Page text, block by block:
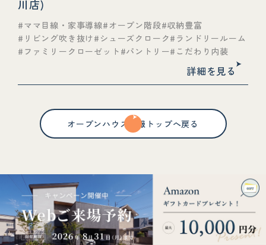
川店)
ママ目線・家事導線 オープン階段 収納豊富
リビング吹き抜け
シューズクローク
ランドリールーム
ファミリークローゼット
パントリー こだわり内装
詳細を見る
オープンハウス情報トップへ戻る